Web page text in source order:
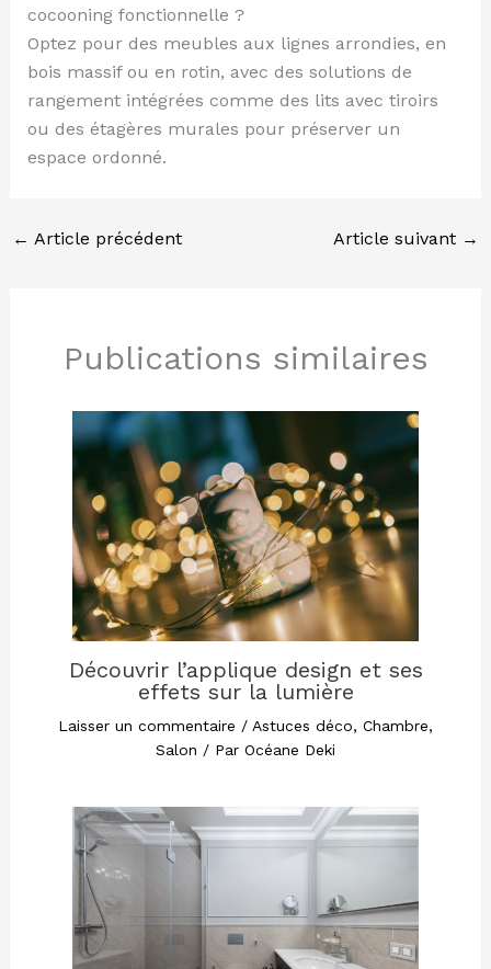
cocooning fonctionnelle ?
Optez pour des meubles aux lignes arrondies, en
bois massif ou en rotin, avec des solutions de
rangement intégrées comme des lits avec tiroirs
ou des étagères murales pour préserver un
espace ordonné.
← Article précédent Article suivant →
Publications similaires
Découvrir l’applique design et ses
effets sur la lumière
Laisser un commentaire / Astuces déco, Chambre,
Salon / Par Océane Deki